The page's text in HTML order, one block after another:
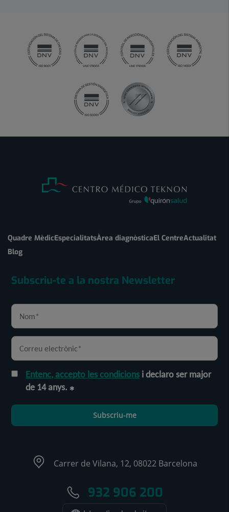
Quadre MèdicEspecialitatsÀrea diagnòsticaEl CentreActualitat
Blog
Subscriu-te a la nostra Newsletter
Entenc, accepto les condicions i declaro ser major
de 14 anys.
Subscriu-me
Carrer de Vilana, 12, 08022 Barcelona
932 906 200